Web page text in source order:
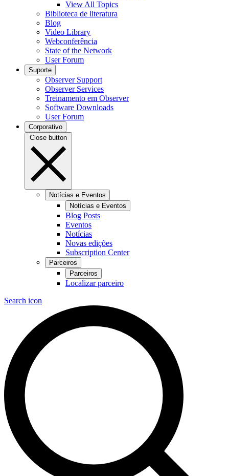
View All Topics
Biblioteca de literatura
Blog
Video Library
Webconferência
State of the Network
User Forum
Suporte
Observer Support
Observer Services
Treinamento em Observer
Software Downloads
User Forum
Corporativo
Close button
Notícias e Eventos
Notícias e Eventos
Blog Posts
Eventos
Notícias
Novas edições
Subscription Center
Parceiros
Parceiros
Localizar parceiro
Search icon